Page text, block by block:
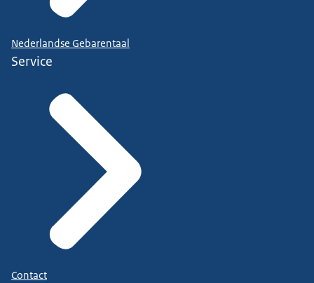
Nederlandse Gebarentaal
Service
Contact